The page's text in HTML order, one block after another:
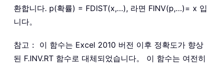
환합니다. p(확률) = FDIST(x,…), 라면 FINV(p,…)= x 입
니다。
참고： 이 함수는 Excel 2010 버전 이후 정확도가 향상
된 F.INV.RT 함수로 대체되었습니다。 이 함수는 여전히